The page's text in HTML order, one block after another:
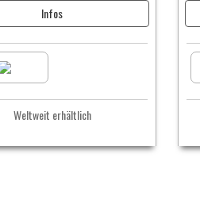
Infos
Weltweit erhältlich